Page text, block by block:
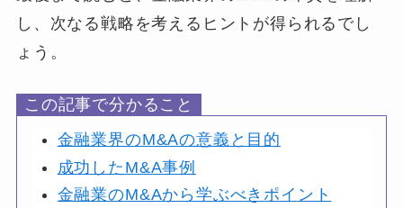
し、次なる戦略を考えるヒントが得られるでし
ょう。
この記事で分かること
金融業界のM&Aの意義と目的
成功したM&A事例
金融業のM&Aから学ぶべきポイント